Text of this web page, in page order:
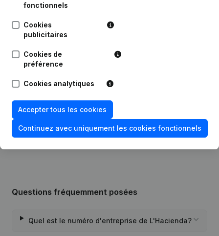
Date
05-08-2026 Modification(s) Statuts
29-02-2024
Statuts (Traduction, Coordination,
10-08-2018 Demissions, Nominations
06-04-2018 Demissions, Nominations
Questions fréquemment posées
Quel est le numéro d'entreprise de L'Hacienda?
fonctionnels
Cookies
publicitaires
Cookies de
préférence
Cookies analytiques
Accepter tous les cookies
Continuez avec uniquement les cookies fonctionnels